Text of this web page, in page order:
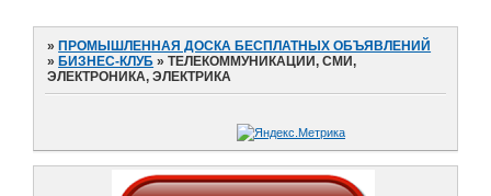
» ПРОМЫШЛЕННАЯ ДОСКА БЕСПЛАТНЫХ ОБЪЯВЛЕНИЙ
» БИЗНЕС-КЛУБ »ТЕЛЕКОММУНИКАЦИИ, СМИ,
ЭЛЕКТРОНИКА, ЭЛЕКТРИКА